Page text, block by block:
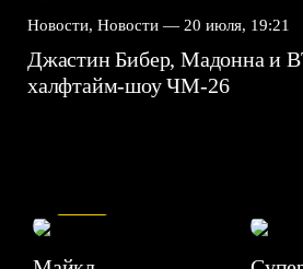
Новости, Новости — 20 июля, 19:21
Джастин Бибер, Мадонна и
халфтайм-шоу ЧМ-26